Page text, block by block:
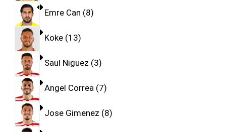
Emre Can 8
Koke 13
Saul Niguez 3
Angel Correa 7
Jose Gimenez 8